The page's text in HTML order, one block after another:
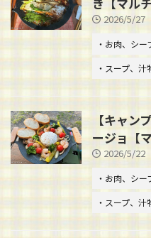
2026/5/27
・お肉、シ
・スープ、汁
【キャン
ージョ【
2026/5/22
・お肉、シ
・スープ、汁